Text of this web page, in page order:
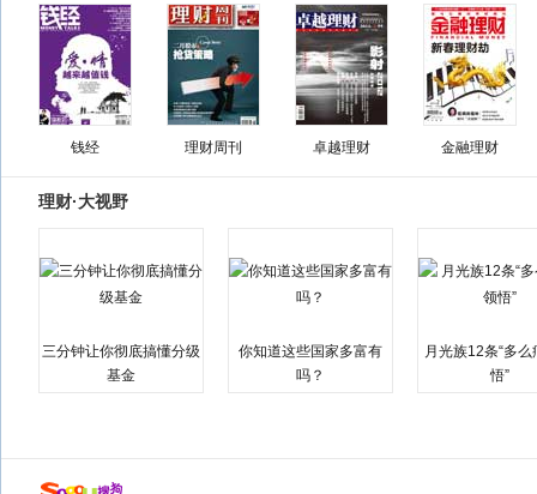
钱经 理财周刊 卓越理财 金融理财
理财·大视野
三分钟让你彻底搞懂分级
基金
你知道这些国家多富有
吗？
月光族12条“多么
悟”